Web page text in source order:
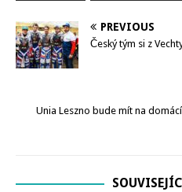
PREVIOUS
Český tým si z
Unia Leszno bude mít na